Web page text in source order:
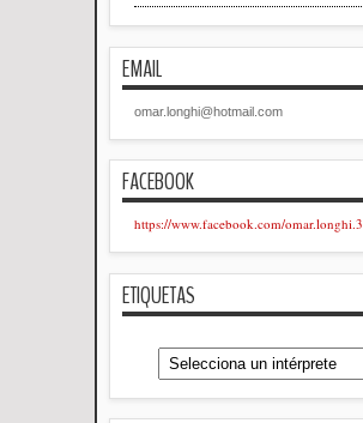
EMAIL
omar.longhi@hotmail.com
FACEBOOK
https://www.facebook.com/omar.longhi.3
ETIQUETAS